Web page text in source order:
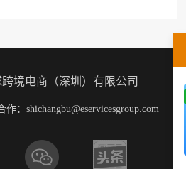
境电商（深圳）有限公司
作：shichangbu@eservicesgroup.com